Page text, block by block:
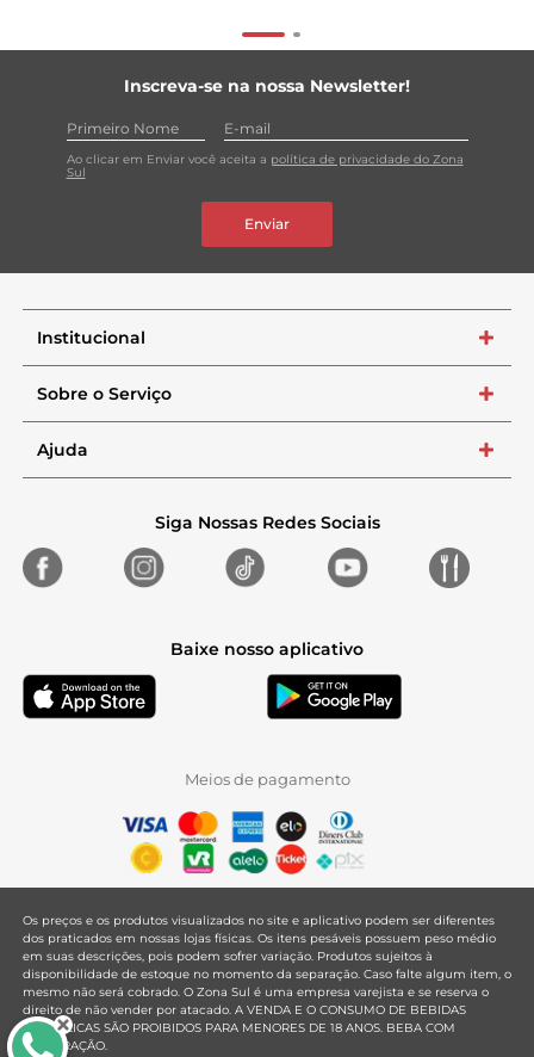
Inscreva-se na nossa Newsletter!
Ao clicar em Enviar você aceita a política de privacidade do Zona
Sul
Enviar
Institucional +
Sobre o Serviço +
Ajuda +
Siga Nossas Redes Sociais
Baixe nosso aplicativo
Meios de pagamento
Os preços e os produtos visualizados no site e aplicativo podem ser diferentes
dos praticados em nossas lojas físicas. Os itens pesáveis possuem peso médio
em suas descrições, pois podem sofrer variação. Produtos sujeitos à
disponibilidade de estoque no momento da separação. Caso falte algum item, o
mesmo não será cobrado. O Zona Sul é uma empresa varejista e se reserva o
direito de não vender por atacado. A VENDA E O CONSUMO DE BEBIDAS
ALCOÓLICAS SÃO PROIBIDOS PARA MENORES DE 18 ANOS. BEBA COM
MODERAÇÃO.